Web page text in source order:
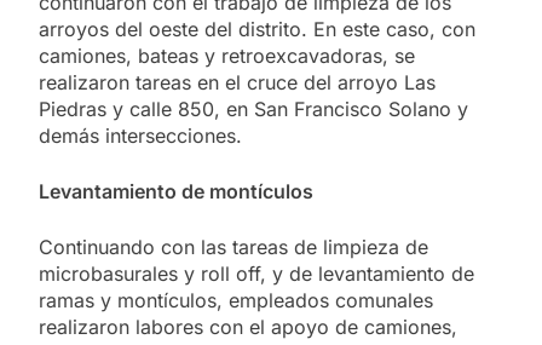
arroyos del oeste del distrito. En este caso, con
camiones, bateas y retroexcavadoras, se
realizaron tareas en el cruce del arroyo Las
Piedras y calle 850, en San Francisco Solano y
demás intersecciones.
Levantamiento de montículos
Continuando con las tareas de limpieza de
microbasurales y roll off, y de levantamiento de
ramas y montículos, empleados comunales
realizaron labores con el apoyo de camiones,